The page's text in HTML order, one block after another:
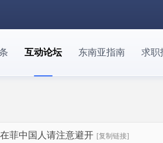
互动论坛 东南亚指南 求职
菲中国人请注意避开 [复制链接]